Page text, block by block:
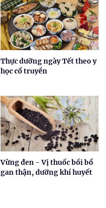
Thực dưỡng ngày Tết theo y
học cổ truyền
Vừng đen - Vị thuốc bồi bổ
gan thận, dưỡng khí huyết